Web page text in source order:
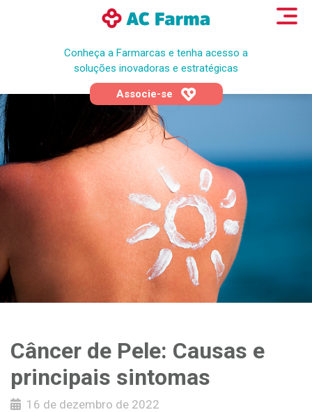
Conheça a Farmarcas e tenha acesso a
soluções inovadoras e estratégicas
Associe-se
Câncer de Pele: Causas e
principais sintomas
16 de dezembro de 2022